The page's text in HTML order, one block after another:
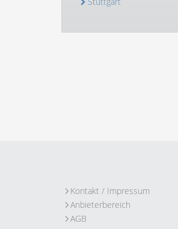
Kontakt / Impressum
Anbieterbereich
AGB